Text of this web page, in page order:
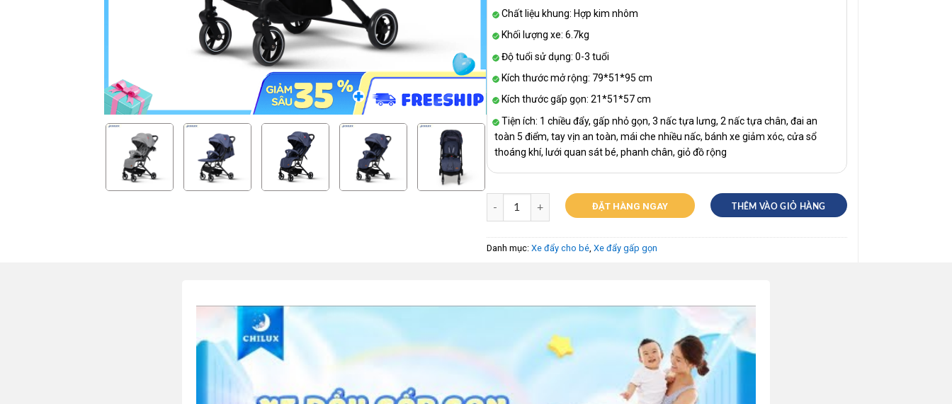
Chất liệu khung: Hợp kim nhôm
Khối lượng xe: 6.7kg
Độ tuổi sử dụng: 0-3 tuổi
Kích thước mở rộng: 79*51*95 cm
Kích thước gấp gọn: 21*51*57 cm
Tiện ích: 1 chiều đẩy, gấp nhỏ gọn, 3 nấc tựa lưng, 2 nấc tựa chân, đai an
toàn 5 điểm, tay vịn an toàn, mái che nhiều nấc, bánh xe giảm xóc, cửa sổ
thoáng khí, lưới quan sát bé, phanh chân, giỏ đồ rộng
THÊM VÀO GIỎ HÀNG
ĐẶT HÀNG NGAY
Danh mục: Xe đẩy cho bé, Xe đẩy gấp gọn